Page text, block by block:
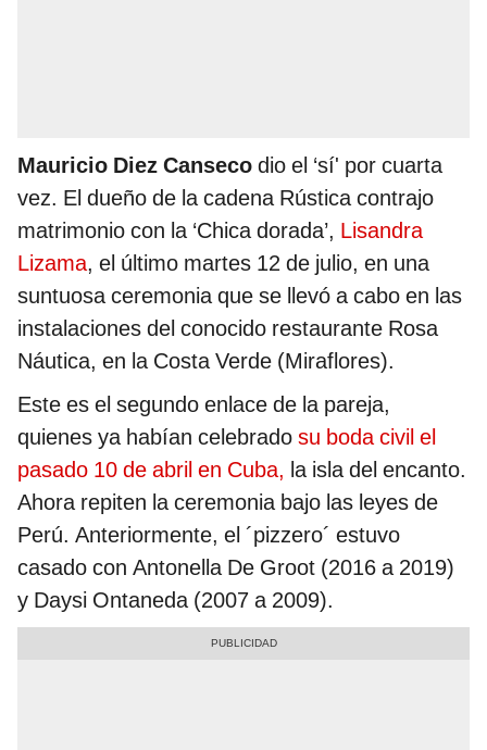
Mauricio Diez Canseco dio el ‘sí' por cuarta
vez. El dueño de la cadena Rústica contrajo
matrimonio con la ‘Chica dorada’, Lisandra
Lizama, el último martes 12 de julio, en una
suntuosa ceremonia que se llevó a cabo en las
instalaciones del conocido restaurante Rosa
Náutica, en la Costa Verde (Miraflores).
Este es el segundo enlace de la pareja,
quienes ya habían celebrado su boda civil el
pasado 10 de abril en Cuba, la isla del encanto.
Ahora repiten la ceremonia bajo las leyes de
Perú. Anteriormente, el ´pizzero´ estuvo
casado con Antonella De Groot (2016 a 2019)
y Daysi Ontaneda (2007 a 2009).